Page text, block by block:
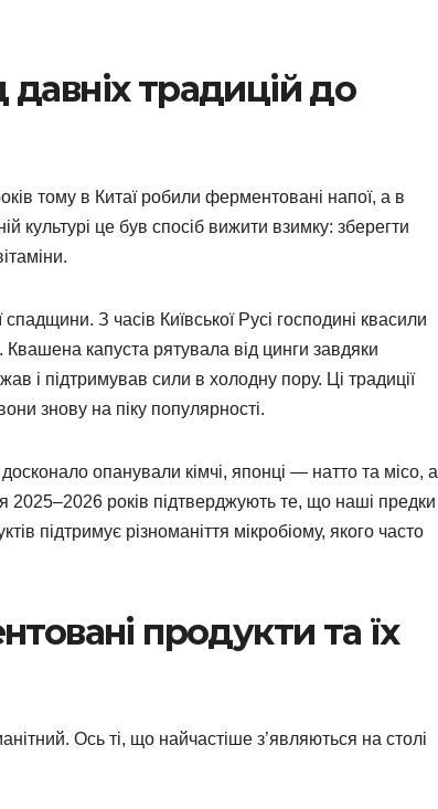
давніх традицій до
тому в Китаї робили ферментовані напої, а в
культурі це був спосіб вижити взимку: зберегти
З часів Київської Русі господині квасили
Квашена капуста рятувала від цинги завдяки
і підтримував сили в холодну пору. Ці традиції
знову на піку популярності.
опанували кімчі, японці — натто та місо, а
2025–2026 років підтверджують те, що наші предки
підтримує різноманіття мікробіому, якого часто
продукти та їх
Ось ті, що найчастіше з’являються на столі